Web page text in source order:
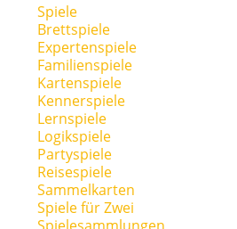
Spiele
Brettspiele
Expertenspiele
Familienspiele
Kartenspiele
Kennerspiele
Lernspiele
Logikspiele
Partyspiele
Reisespiele
Sammelkarten
Spiele für Zwei